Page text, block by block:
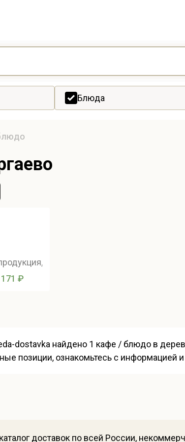
Блюда
Восточная кухня, Сезонное меню
₽
dostavka найдено 1 кафе / блюдо в
позиции, ознакомьтесь с информацией и
доставок по всей России,